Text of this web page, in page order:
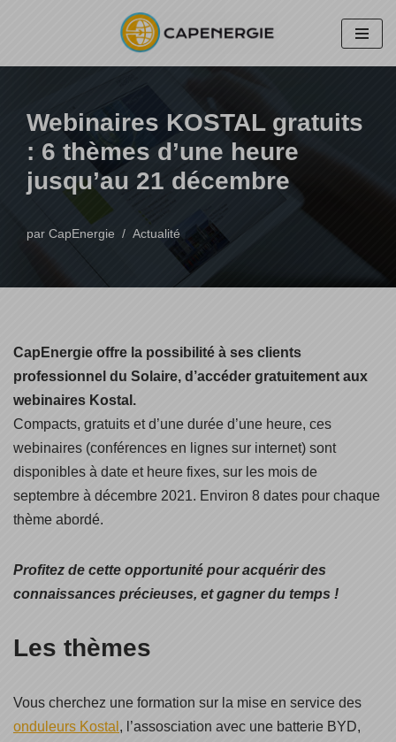
Webinaires KOSTAL gratuits
: 6 thèmes d’une heure
jusqu’au 21 décembre
par CapEnergie Actualité
CapEnergie offre la possibilité à ses clients
professionnel du Solaire, d’accéder gratuitement aux
webinaires Kostal.
Compacts, gratuits et d’une durée d’une heure, ces
webinaires (conférences en lignes sur internet) sont
disponibles à date et heure fixes, sur les mois de
septembre à décembre 2021. Environ 8 dates pour chaque
thème abordé.
Profitez de cette opportunité pour acquérir des
connaissances précieuses, et gagner du temps !
Les thèmes
Vous cherchez une formation sur la mise en service des
onduleurs Kostal , l’assosciation avec une batterie BYD,